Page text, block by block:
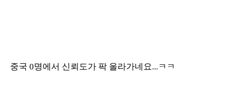
중국 0명에서 신뢰도가 팍 올라가네요...ㅋㅋ